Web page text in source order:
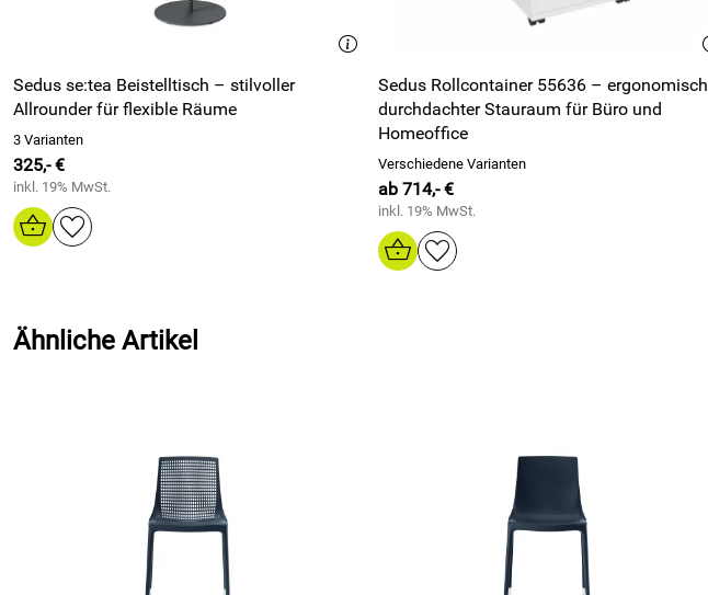
Sedus se:tea Beistelltisch – stilvoller
Allrounder für flexible Räume
3 Varianten
325,- €
inkl. 19% MwSt.
Sedus Rollcontainer 55636 – ergonomisch
durchdachter Stauraum für Büro und
Homeoffice
Verschiedene Varianten
ab 714,- €
inkl. 19% MwSt.
Ähnliche Artikel